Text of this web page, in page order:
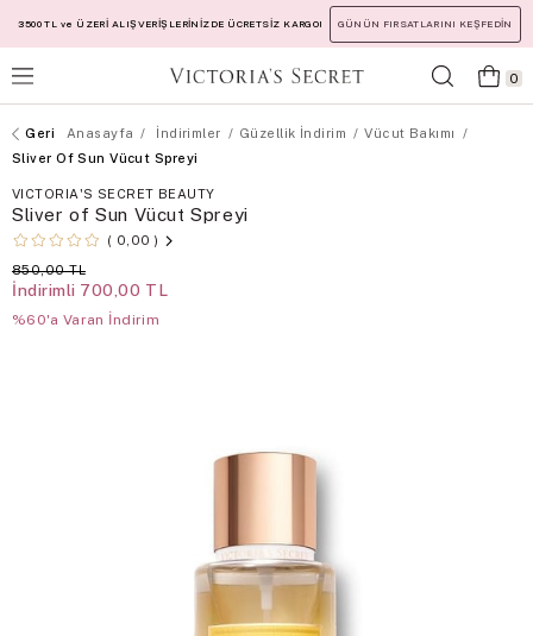
3500 TL ve ÜZERİ ALIŞVERİŞLERİNİZDE ÜCRETSİZ KARGO! GÜNÜN FIRSATLARINI KEŞFEDİN
0
Anasayfa İndirimler Güzellik İndirim
Vücut Bakımı
Sliver Of Sun Vücut Spreyi
VICTORIA'S SECRET BEAUTY
Sliver of Sun Vücut Spreyi
0,00
850,00 TL
İndirimli 700,00 TL
%60'a Varan İndirim